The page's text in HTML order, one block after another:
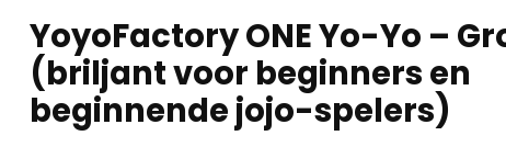
YoyoFactory ONE Yo-Yo –
(briljant voor beginners en
beginnende jojo-spelers)